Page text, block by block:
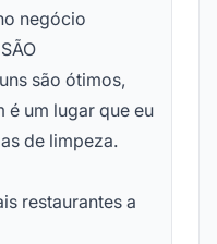
negócio
são ótimos,
é um lugar que eu
de limpeza.
restaurantes a